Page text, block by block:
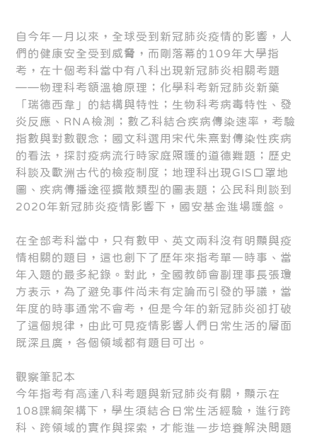
自今年一月以來，全球受到新冠肺炎疫情的影響，人
們的健康安全受到威脅，而剛落幕的109年大學指
考，在十個考科當中有八科出現新冠肺炎相關考題
——物理科考額溫槍原理；化學科考新冠肺炎新藥
「瑞德西韋」的結構與特性；生物科考病毒特性、發
炎反應、RNA檢測；數乙科結合疾病傳染速率，考驗
指數與對數觀念；國文科選用宋代朱熹對傳染性疾病
的看法，探討疫病流行時家庭照護的道德難題；歷史
科談及歐洲古代的檢疫制度；地理科出現GIS口罩地
圖、疾病傳播途徑擴散類型的圖表題；公民科則談到
2020年新冠肺炎疫情影響下，國安基金進場護盤。
在全部考科當中，只有數甲、英文兩科沒有明顯與疫
情相關的題目，這也創下了歷年來指考單一時事、當
年入題的最多紀錄。對此，全國教師會副理事長張瓊
方表示，為了避免事件尚未有定論而引發的爭議，當
年度的時事通常不會考，但是今年的新冠肺炎卻打破
了這個規律，由此可見疫情影響人們日常生活的層面
既深且廣，各個領域都有題目可出。
觀察筆記本
今年指考有高達八科考題與新冠肺炎有關，顯示在
108課綱架構下，學生須結合日常生活經驗，進行跨
科、跨領域的實作與探索，才能進一步培養解決問題